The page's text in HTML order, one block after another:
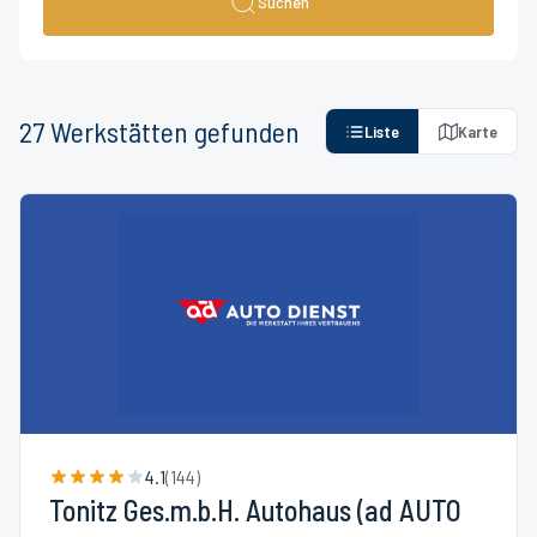
27Werkstätten gefunden Liste Karte
4.1(144)
Tonitz Ges.m.b.H. Autohaus (ad AUTO